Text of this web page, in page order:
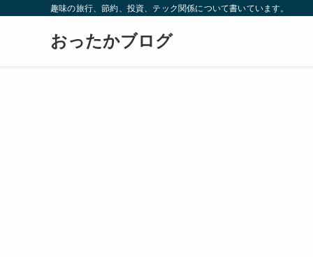
趣味の旅行、節約、投資、テック関係について書いています。
おったかブログ